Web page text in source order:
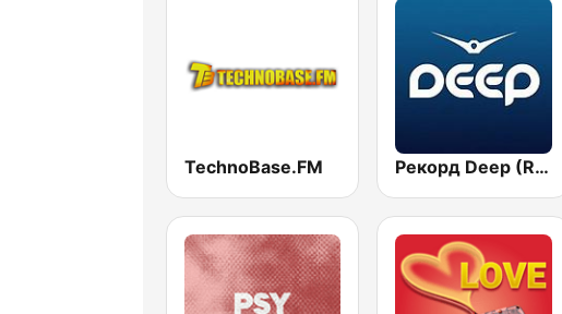
TechnoBase.FM Рекорд Deep (Record Deep)